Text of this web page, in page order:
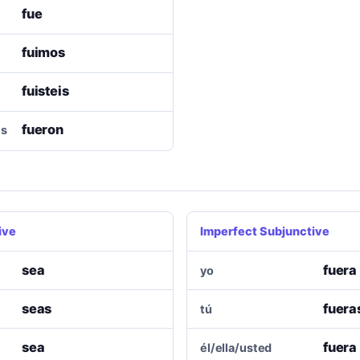
fue
fuimos
fuisteis
fueron
sea
seas
sea
Imperfect Subjunctive
yo fuera
tú
él/ella/usted fuera